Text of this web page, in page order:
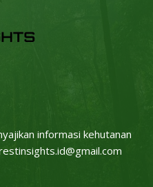
informasi kehutanan